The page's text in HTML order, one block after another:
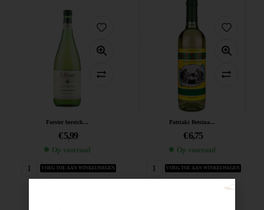
Forster bereich...
€ 5,99
Op voorraad
VOEG TOE AAN WINKELWAGEN
Patriaki Retsina...
€ 6,75
Op voorraad
VOEG TOE AAN WINKELWAGEN